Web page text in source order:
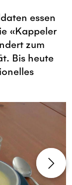
essen
«Kappeler
zum
Bis heute